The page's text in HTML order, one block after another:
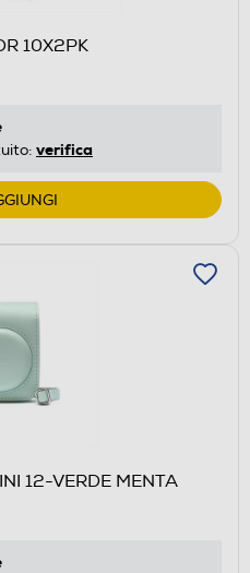
10X2PK
verifica
12-VERDE MENTA